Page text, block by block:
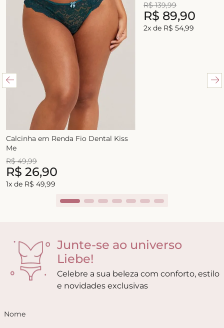
Calcinha em Renda Fio Dental Kiss
Me
R$ 49,99
R$ 26,90
1x de R$ 49,99
R$ 139,99
R$ 89,90
2x de R$ 54,99
Junte-se ao universo
Liebe!
Celebre a sua beleza com conforto, estilo
e novidades exclusivas
Nome